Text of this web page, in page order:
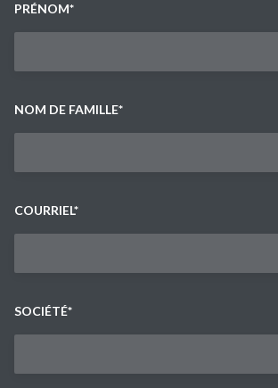
PRÉNOM*
NOM DE FAMILLE*
COURRIEL*
SOCIÉTÉ*